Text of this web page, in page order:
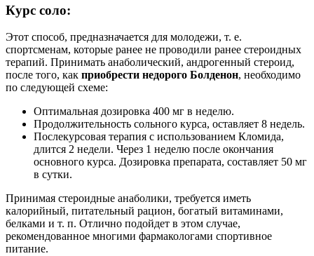
Курс соло:
Этот способ, предназначается для молодежи, т. е.
спортсменам, которые ранее не проводили ранее стероидных
терапий. Принимать анаболический, андрогенный стероид,
после того, как приобрести недорого Болденон, необходимо
по следующей схеме:
Оптимальная дозировка 400 мг в неделю.
Продолжительность сольного курса, оставляет 8 недель.
Послекурсовая терапия с использованием Кломида,
длится 2 недели. Через 1 неделю после окончания
основного курса. Дозировка препарата, составляет 50 мг
в сутки.
Принимая стероидные анаболики, требуется иметь
калорийный, питательный рацион, богатый витаминами,
белками и т. п. Отлично подойдет в этом случае,
рекомендованное многими фармакологами спортивное
питание.